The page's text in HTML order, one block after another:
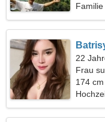
Familie
22
Frau
174